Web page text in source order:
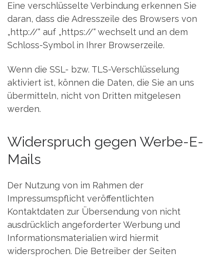
Eine verschlüsselte Verbindung erkennen Sie
daran, dass die Adresszeile des Browsers von
„http://“ auf „https://“ wechselt und an dem
Schloss-Symbol in Ihrer Browserzeile.
Wenn die SSL- bzw. TLS-Verschlüsselung
aktiviert ist, können die Daten, die Sie an uns
übermitteln, nicht von Dritten mitgelesen
werden.
Widerspruch gegen Werbe-E-
Mails
Der Nutzung von im Rahmen der
Impressumspflicht veröffentlichten
Kontaktdaten zur Übersendung von nicht
ausdrücklich angeforderter Werbung und
Informationsmaterialien wird hiermit
widersprochen. Die Betreiber der Seiten